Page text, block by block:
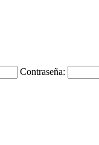
Contraseña: